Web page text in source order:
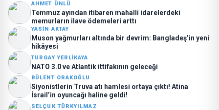
AHMET ÜNLÜ
Temmuz ayından itibaren mahalli idarelerdeki
memurların ilave ödemeleri arttı
YASIN AKTAY
Muson yağmurları altında bir devrim: Bangladeş’in yeni
hikâyesi
TURGAY YERLIKAYA
NATO 3.0 ve Atlantik ittifakının geleceği
BÜLENT ORAKOĞLU
Siyonistlerin Truva atı hamlesi ortaya çıktı! Atina
İsrail’in oyuncağı haline geldi!
SELÇUK TÜRKYILMAZ